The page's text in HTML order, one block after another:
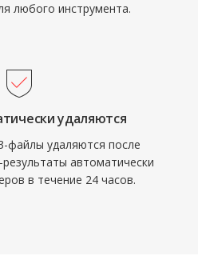
любого инструмента.
удаляются
файлы удаляются после
автоматически
в течение 24 часов.